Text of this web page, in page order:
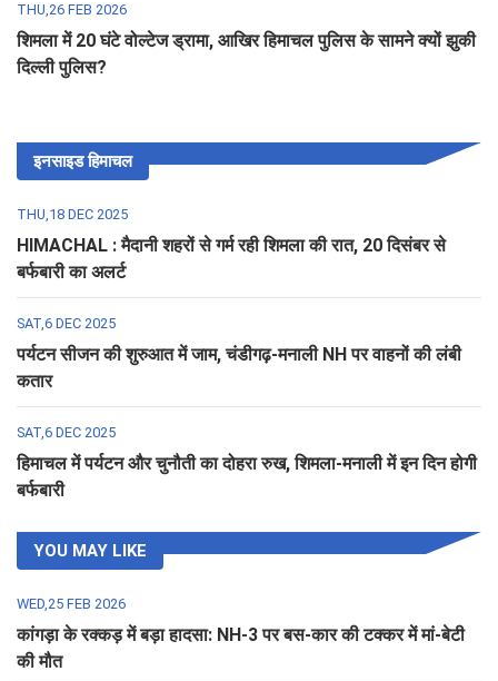
THU,26 FEB 2026
शिमला में 20 घंटे वोल्टेज ड्रामा, आखिर हिमाचल पुलिस के सामने क्यों झुकी
दिल्ली पुलिस?
इनसाइड हिमाचल
THU,18 DEC 2025
HIMACHAL : मैदानी शहरों से गर्म रही शिमला की रात, 20 दिसंबर से
बर्फबारी का अलर्ट
SAT,6 DEC 2025
पर्यटन सीजन की शुरुआत में जाम, चंडीगढ़-मनाली NH पर वाहनों की लंबी
कतार
SAT,6 DEC 2025
हिमाचल में पर्यटन और चुनौती का दोहरा रुख, शिमला-मनाली में इन दिन होगी
बर्फबारी
YOU MAY LIKE
WED,25 FEB 2026
कांगड़ा के रक्कड़ में बड़ा हादसा: NH-3 पर बस-कार की टक्कर में मां-बेटी
की मौत